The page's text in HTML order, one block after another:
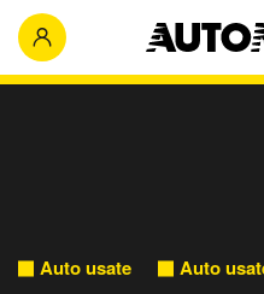
Auto usate Auto